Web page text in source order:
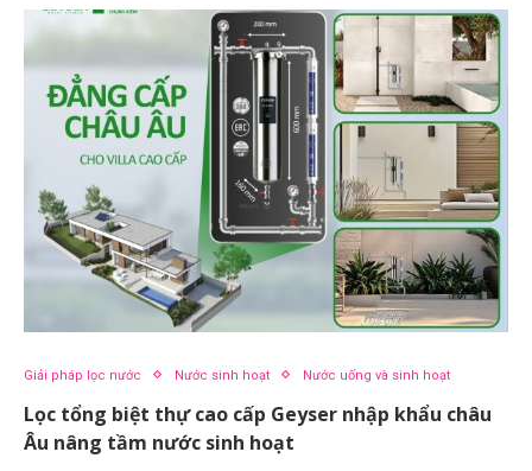
Giải pháp lọc nước Nước sinh hoạt Nước uống và sinh hoạt
Lọc tổng biệt thự cao cấp Geyser nhập khẩu châu
Âu nâng tầm nước sinh hoạt